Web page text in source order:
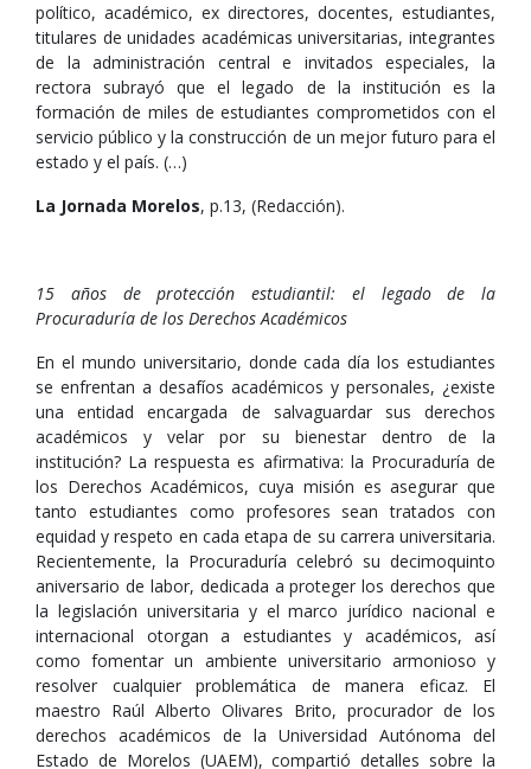
político, académico, ex directores, docentes, estudiantes,
titulares de unidades académicas universitarias, integrantes
de la administración central e invitados especiales, la
rectora subrayó que el legado de la institución es la
formación de miles de estudiantes comprometidos con el
servicio público y la construcción de un mejor futuro para el
estado y el país. (…)
La Jornada Morelos, p.13, (Redacción).
15 años de protección estudiantil: el legado de la
Procuraduría de los Derechos Académicos
En el mundo universitario, donde cada día los estudiantes
se enfrentan a desafíos académicos y personales, ¿existe
una entidad encargada de salvaguardar sus derechos
académicos y velar por su bienestar dentro de la
institución? La respuesta es afirmativa: la Procuraduría de
los Derechos Académicos, cuya misión es asegurar que
tanto estudiantes como profesores sean tratados con
equidad y respeto en cada etapa de su carrera universitaria.
Recientemente, la Procuraduría celebró su decimoquinto
aniversario de labor, dedicada a proteger los derechos que
la legislación universitaria y el marco jurídico nacional e
internacional otorgan a estudiantes y académicos, así
como fomentar un ambiente universitario armonioso y
resolver cualquier problemática de manera eficaz. El
maestro Raúl Alberto Olivares Brito, procurador de los
derechos académicos de la Universidad Autónoma del
Estado de Morelos (UAEM), compartió detalles sobre la